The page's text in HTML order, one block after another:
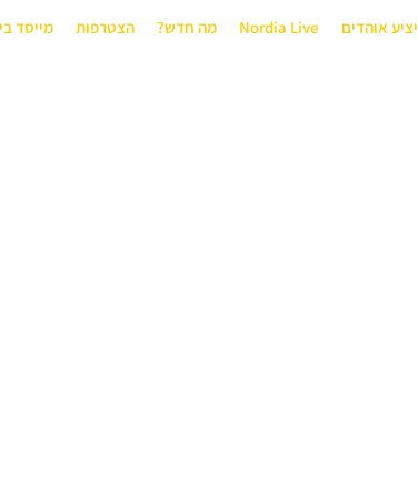
יציע אוהדים Nordia Live מה חדש? הצטרפות מייסד